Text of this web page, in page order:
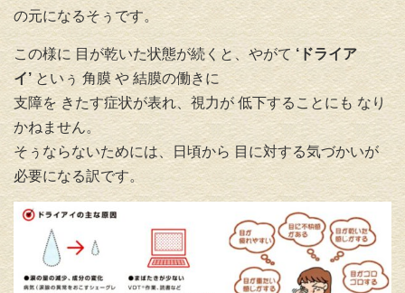
の元になるそぅです。
この様に 目が乾いた状態が続くと、やがて ‘ドライア
イ’ といぅ 角膜 や 結膜の働きに
支障を きたす症状が表れ、視力が 低下することにも なり
かねません。
そぅならないためには、日頃から 目に対する気づかいが
必要になる訳です。